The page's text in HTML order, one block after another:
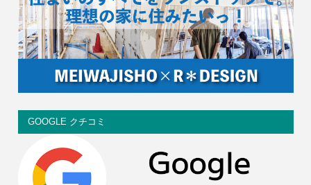
GOOGLE クチコミ